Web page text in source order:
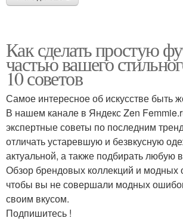
Как сделать простую
частью вашего
10 советов
Самое интересное об искусстве быть
В нашем канале в Яндекс Zen
экспертные советы по последним
отличать устаревшую и безвкусную
актуальной, а также подбирать любую
Обзор брендовых коллекций и модных
чтобы вы не совершали модных
своим вкусом.
Подпишитесь !